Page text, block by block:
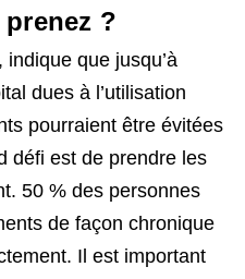
?
que jusqu’à
dues à l’utilisation
pourraient être évitées
défi est de prendre les
50 % des personnes
de façon chronique
Il est important